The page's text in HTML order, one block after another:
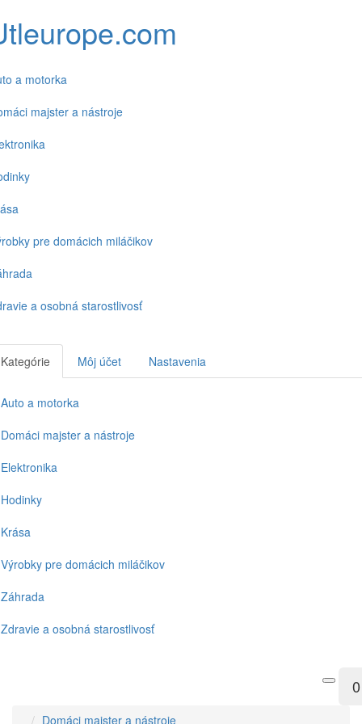
a motorka
majster a nástroje
pre domácich miláčikov
a osobná starostlivosť
Kategórie Môj účet Nastavenia
Auto a motorka
Domáci majster a nástroje
Elektronika
Hodinky
Krása
Výrobky pre domácich miláčikov
Záhrada
Zdravie a osobná starostlivosť
0
Domáci majster a nástroje